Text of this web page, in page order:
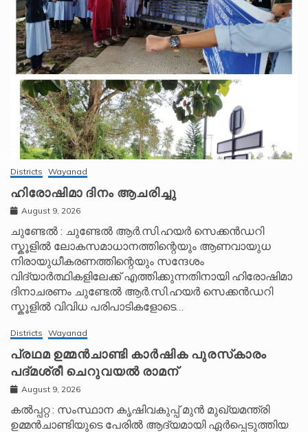
Districts Wayanad
ഹിരോഷിമാ ദിനം ആചരിച്ചു
August 9, 2026
ചുണ്ടേൽ : ചുണ്ടേൽ ആർ.സി.ഹയർ സെക്കൻഡറി
സ്കൂളിൽ ലോകസമാധാനത്തിന്റെയും ആണവായുധ
നിരായുധീകരണത്തിന്റെയും സന്ദേശം
വിദ്യാർത്ഥികളിലേക്ക് എത്തിക്കുന്നതിനായി ഹിരോഷിമാ
ദിനാചരണം ചുണ്ടേൽ ആർ.സി.ഹയർ സെക്കൻഡറി
സ്കൂളിൽ വിവിധ പരിപാടികളോടെ…
Districts Wayanad
പ്രഥമ ഉമ്മൻചാണ്ടി കാർഷിക പുരസ്‌കാരം
പദ്മശ്രീ ചെറുവയൽ രാമന്
August 9, 2026
കൽപ്പറ്റ : സംസ്ഥാന കൃഷിവകുപ്പ് മുൻ മുഖ്യമന്ത്രി
ഉമ്മൻചാണ്ടിയുടെ പേരിൽ ആദ്യമായി ഏർപ്പെടുത്തിയ